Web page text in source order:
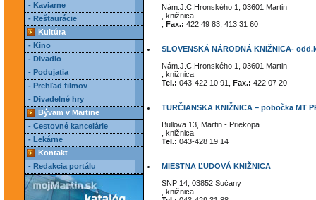
- Kaviarne
- Reštaurácie
Kultúra
- Kino
- Divadlo
- Podujatia
- Prehľad filmov
- Divadelné hry
Bývam v Martine
- Cestovné kancelárie
- Lekárne
Kontakt
- Redakcia portálu
Nám.J.C.Hronského 1, 03601 Martin
, knižnica
Fax.: 422 49 83, 413 31 60
SLOVENSKÁ NÁRODNÁ KNIŽNICA-
Nám.J.C.Hronského 1, 03601 Martin
, knižnica
Tel.: 043-422 10 91, Fax.: 422 07 20
TURČIANSKA KNIŽNICA – pobočka MT
Bullova 13, Martin - Priekopa
, knižnica
Tel.: 043-428 19 14
MIESTNA ĽUDOVÁ KNIŽNICA
SNP 14, 03852 Sučany
, knižnica